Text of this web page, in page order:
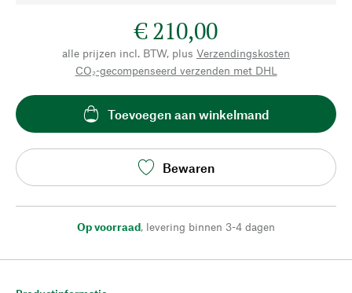
€ 210,00
alle prijzen incl. BTW, plus Verzendingskosten
CO₂-gecompenseerd verzenden met DHL
Toevoegen aan winkelmand
Bewaren
Op voorraad, levering binnen 3-4 dagen